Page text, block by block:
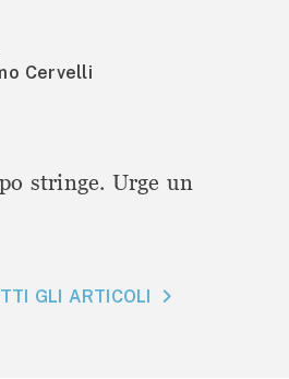
Cervelli
stringe. Urge un
GLI ARTICOLI